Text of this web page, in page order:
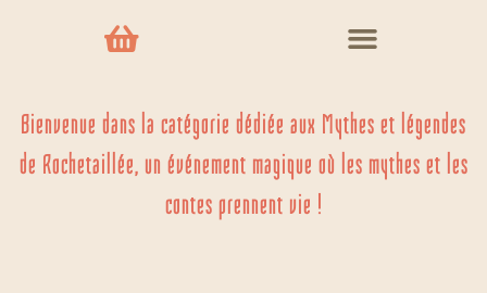
Bienvenue dans la catégorie dédiée aux Mythes et légendes
de Rochetaillée, un événement magique où les mythes et les
contes prennent vie !